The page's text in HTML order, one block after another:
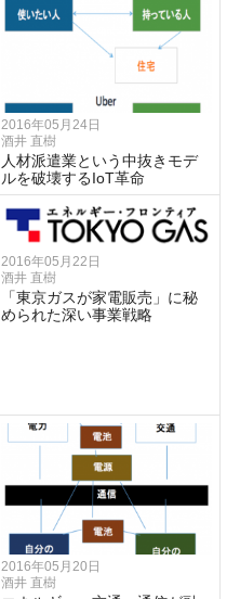
2016年05月24日
酒井 直樹
人材派遣業という中抜きモデ
ルを破壊するIoT革命
2016年05月22日
酒井 直樹
「東京ガスが家電販売」に秘
められた深い事業戦略
2016年05月20日
酒井 直樹